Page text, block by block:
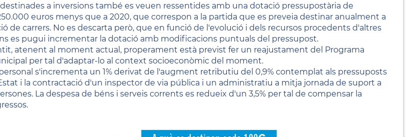
a inversions també es veuen ressentides amb una dotació pressupostària de
euros menys que a 2020, que correspon a la partida que es preveia destinar anualment a
de carrers. No es descarta però, que en funció de l'evolució i dels recursos procedents d'altres
es pugui incrementar la dotació amb modificacions puntuals del pressupost.
atenent al moment actual, properament està previst fer un reajustament del Programa
per tal d'adaptar-lo al context socioeconòmic del moment.
s'incrementa un 1% derivat de l'augment retributiu del 0,9% contemplat als pressuposts
i la contractació d'un inspector de via pública i un administratiu a mitja jornada de suport a
La despesa de béns i serveis corrents es redueix d'un 3,5% per tal de compensar la